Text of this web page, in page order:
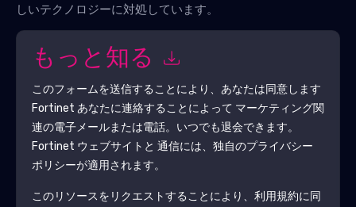
しいテクノロジーに対処しています。
もっと知る
このフォームを送信することにより、あなたは同意します
Fortinet あなたに連絡することによって マーケティング関
連の電子メールまたは電話。いつでも退会できます。
Fortinet ウェブサイトと 通信には、独自のプライバシー
ポリシーが適用されます。
このリソースをリクエストすることにより、利用規約に同